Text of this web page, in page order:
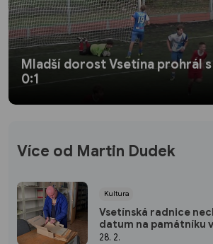
Mladší dorost Vsetína prohrál
0:1
Více od Martin Dudek
Kultura
Vsetínská radnice
datum na památníku
synagogy
28. 2.